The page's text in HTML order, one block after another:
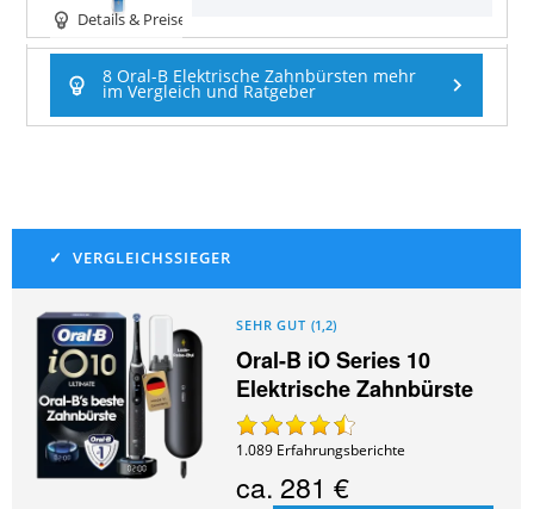
Details & Preise
8 Oral-B Elektrische Zahnbürsten mehr
im Vergleich und Ratgeber
SEHR GUT (1,2)
Oral-B iO Series 10
Elektrische Zahnbürste
1.089 Erfahrungsberichte
ca. 281 €